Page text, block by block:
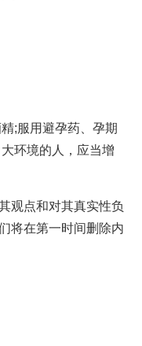
;服用避孕药、孕期
环境的人，应当增
观点和对其真实性负
将在第一时间删除内